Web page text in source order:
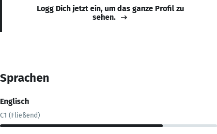
Logg Dich jetzt ein, um das ganze Profil zu
sehen.
Sprachen
Englisch
C1 (Fließend)